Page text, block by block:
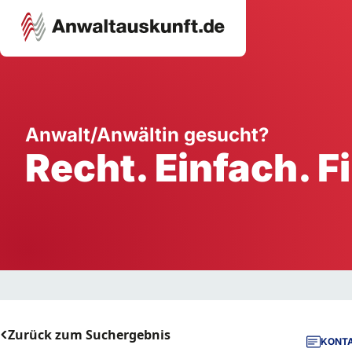
Ausbildung
Handwerk
Dienstleistung
Anwalt/Anwältin gesucht?
Recht. Einfach.
Zurück zum Suchergebnis